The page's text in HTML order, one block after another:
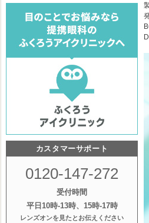
カスタマーサポート
0120-147-272
受付時間
平日10時‐13時、15時‐17時
レンズオンを見たとお伝えください